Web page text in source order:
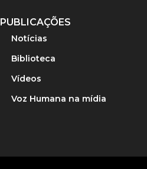
PUBLICAÇÕES
Notícias
Biblioteca
Vídeos
Voz Humana na mídia